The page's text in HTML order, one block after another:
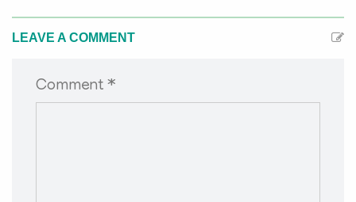
LEAVE A COMMENT
Comment *